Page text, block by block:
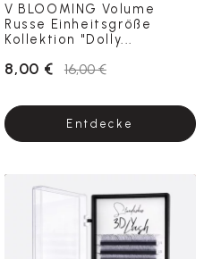
V BLOOMING Volume
Russe Einheitsgröße
Kollektion "Dolly...
8,00 € 16,00 €
Entdecke